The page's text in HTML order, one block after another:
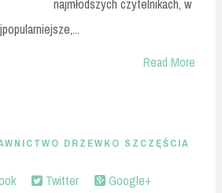
najmłodszych czytelnikach, w
Read More
DRZEWKO SZCZĘŚCIA
Twitter
Google+